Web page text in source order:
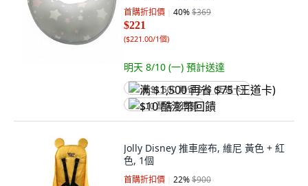
首購折扣價 40%$369
$221
($221.00/1個)
明天 8/10 (一) 預計送達
满 $1,500 再省 $75 (王道卡)
$10 酷澎幣回饋
Jolly Disney 推車座布, 維尼 黃色 + 紅
色, 1個
首購折扣價 22%$900